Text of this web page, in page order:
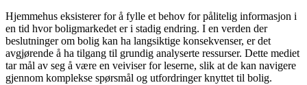
Hjemmehus eksisterer for å fylle et behov for pålitelig informasjon i
en tid hvor boligmarkedet er i stadig endring. I en verden der
beslutninger om bolig kan ha langsiktige konsekvenser, er det
avgjørende å ha tilgang til grundig analyserte ressurser. Dette mediet
tar mål av seg å være en veiviser for leserne, slik at de kan navigere
gjennom komplekse spørsmål og utfordringer knyttet til bolig.